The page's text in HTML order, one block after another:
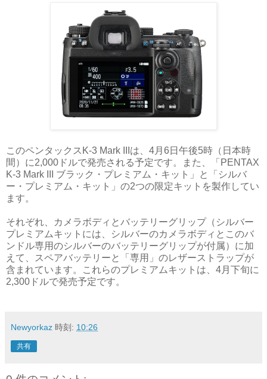
このペンタックスK-3 Mark IIIは、4月6日午後5時（日本時
間）に2,000ドルで発売される予定です。また、「PENTAX
K-3 Mark III ブラック・プレミアム・キット」と「シルバ
ー・プレミアム・キット」の2つの限定キットを製作してい
ます。
それぞれ、カメラボディとバッテリーグリップ（シルバー
プレミアムキットには、シルバーのカメラボディとこのバ
ンドル専用のシルバーのバッテリーグリップが付属）に加
えて、スペアバッテリーと「専用」のレザーストラップが
含まれています。これらのプレミアムキットは、4月下旬に
2,300ドルで発売予定です。
Newyorkaz 時刻: 10:26
共有